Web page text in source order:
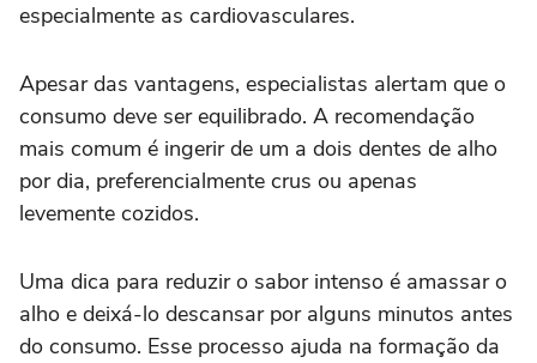
especialmente as cardiovasculares.
Apesar das vantagens, especialistas alertam que o
consumo deve ser equilibrado. A recomendação
mais comum é ingerir de um a dois dentes de alho
por dia, preferencialmente crus ou apenas
levemente cozidos.
Uma dica para reduzir o sabor intenso é amassar o
alho e deixá-lo descansar por alguns minutos antes
do consumo. Esse processo ajuda na formação da